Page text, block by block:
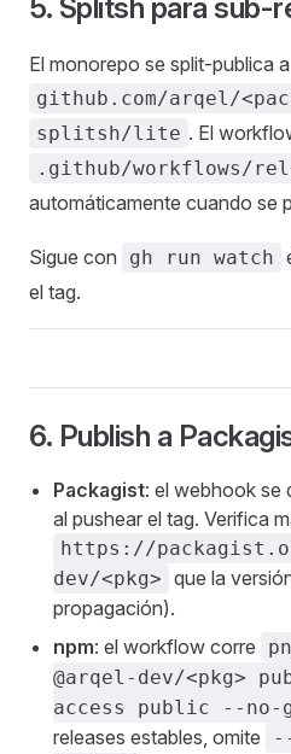
5. Splitsh para sub-
El monorepo se split-publica a
github.com/arqel/
splitsh/lite . El
.github/workflows/
automáticamente cuando se
Sigue con gh run watch
el tag.
6. Publish a
Packagist: el webhook se
al pushear el tag. Verifica
https://
dev/<pkg> que la
propagación).
npm: el workflow corre
@arqel-dev/<pkg>
access public --no-
releases estables, omite